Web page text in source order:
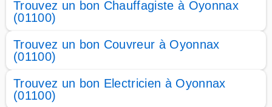
Trouvez un bon Chauffagiste à Oyonnax
(01100)
Trouvez un bon Couvreur à Oyonnax
(01100)
Trouvez un bon Electricien à Oyonnax
(01100)